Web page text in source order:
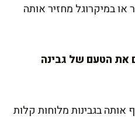
או במיקרוגל מחזיר אותה
את הטעם של גבינה
בגבינות מלוחות קלות